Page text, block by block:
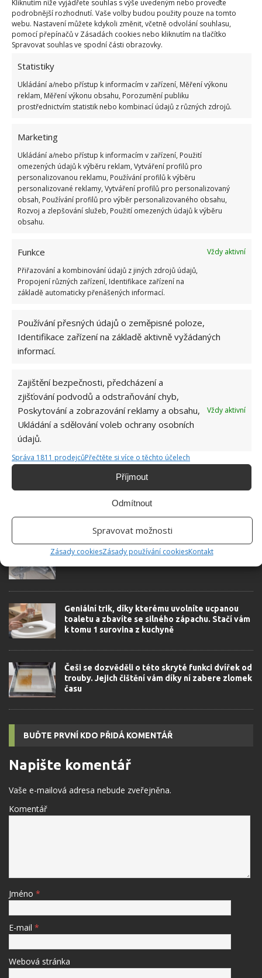
Kliknutím níže vyjádřete souhlas s výše uvedeným nebo proveďte
podrobnější rozhodnutí. Vaše volby budou použity pouze na tomto
webu. Nastavení můžete kdykoli změnit, včetně odvolání souhlasu,
pomocí přepínačů v Zásadách cookies nebo kliknutím na tlačítko
Spravovat souhlas ve spodní části obrazovky.
Statistiky
Ukládání a/nebo přístup k informacím v zařízení, Měření výkonu
reklam, Měření výkonu obsahu, Porozumění publiku
prostřednictvím statistik nebo kombinací údajů z různých zdrojů.
Marketing
Ukládání a/nebo přístup k informacím v zařízení, Použití
omezených údajů k výběru reklam, Vytváření profilů pro
personalizovanou reklamu, Používání profilů k výběru
personalizované reklamy, Vytváření profilů pro personalizovaný
obsah, Používání profilů pro výběr personalizovaného obsahu,
Rozvoj a zlepšování služeb, Použití omezených údajů k výběru
obsahu.
Funkce
Vždy aktivní
Přiřazování a kombinování údajů z jiných zdrojů údajů,
Propojení různých zařízení, Identifikace zařízení na
základě automaticky přenášených informací.
Používání přesných údajů o zeměpisné poloze,
Identifikace zařízení na základě aktivně vyžádaných
informací.
Zajištění bezpečnosti, předcházení a
zjišťování podvodů a odstraňování chyb,
Poskytování a zobrazování reklamy a obsahu,
Ukládání a sdělování voleb ochrany osobních
údajů.
Vždy aktivní
Správa 1811 prodejcůPřečtěte si více o těchto účelech
Příjmout
Odmítnout
Spravovat možnosti
Zásady cookiesZásady používání cookiesKontakt
ČIŠTĚNÍ
SPORÁK ÚKLID
KOMENTOVAT
Do redakce Bydlimeutulne.cz se
přidala během svých studií a práce
redaktorky ji tak nadchla, že se
rozhodla zůstat. Její v...
Revoluce v mytí koupelny. Účinné přírodní
Geniální trik, díky kterému uvolníte ucpanou
toaletu a zbavíte se silného zápachu. Stačí vám
k tomu 1 surovina z kuchyně
Češi se dozvěděli o této skryté funkci dvířek od
trouby. Jejich čištění vám díky ní zabere zlomek
času
BUĎTE PRVNÍ KDO PŘIDÁ KOMENTÁŘ
Napište komentář
Vaše e-mailová adresa nebude zveřejněna.
Komentář
Jméno *
E-mail *
Webová stránka